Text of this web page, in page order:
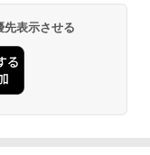
表示させる